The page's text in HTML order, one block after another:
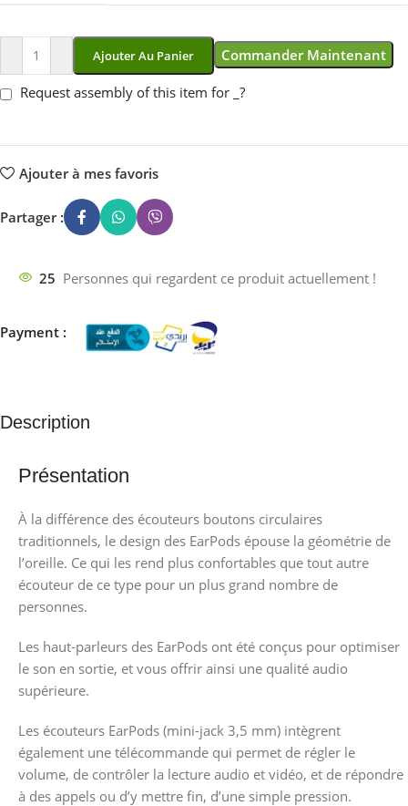
Ajouter Au Panier Commander Maintenant
Request assembly of this item for ?
Ajouter à mes favoris
Partager :
25 Personnes qui regardent ce produit actuellement !
Payment :
Description
Présentation
À la différence des écouteurs boutons circulaires
traditionnels, le design des EarPods épouse la géométrie de
l’oreille. Ce qui les rend plus confortables que tout autre
écouteur de ce type pour un plus grand nombre de
personnes.
Les haut-parleurs des EarPods ont été conçus pour optimiser
le son en sortie, et vous offrir ainsi une qualité audio
supérieure.
Les écouteurs EarPods (mini-jack 3,5 mm) intègrent
également une télécommande qui permet de régler le
volume, de contrôler la lecture audio et vidéo, et de répondre
à des appels ou d’y mettre fin, d’une simple pression.